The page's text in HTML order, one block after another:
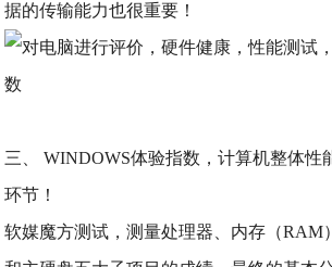
据的传输能力也很重要！
三、 WINDOWS体验指数，计算机整体性
环节！
软媒魔方测试，测量处理器、内存（RAM